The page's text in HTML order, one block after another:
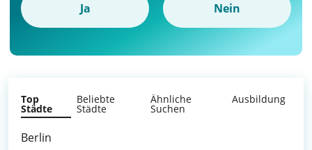
Ja Nein
Top
Städte
Beliebte
Städte
Ähnliche
Suchen
Ausbildung
Berlin